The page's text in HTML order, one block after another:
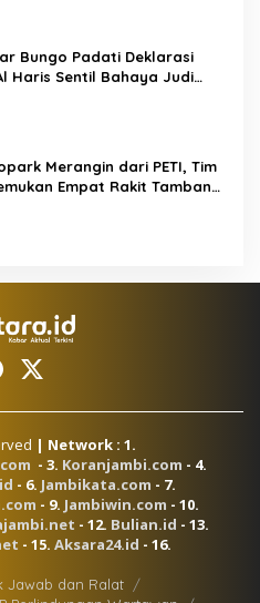
Bungo Padati Deklarasi
Haris Sentil Bahaya Judi
Merangin dari PETI, Tim
Empat Rakit Tambang
| Network : 1.
- 3. Koranjambi.com - 4.
- 6. Jambikata.com - 7.
- 9. Jambiwin.com - 10.
- 12. Bulian.id - 13.
- 15. Aksara24.id - 16.
Jawab dan Ralat